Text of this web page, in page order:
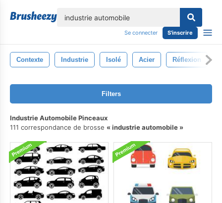
Se connecter S'inscrire
Contexte Industrie Isolé Acier Réflexion
Filters
Industrie Automobile Pinceaux
111 correspondance de brosse
industrie automobile